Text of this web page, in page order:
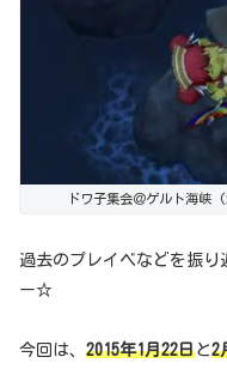
ドワ子集会＠ゲルト海
過去のプレイベなどを振り
ー☆
今回は、 2015年1月22日と2